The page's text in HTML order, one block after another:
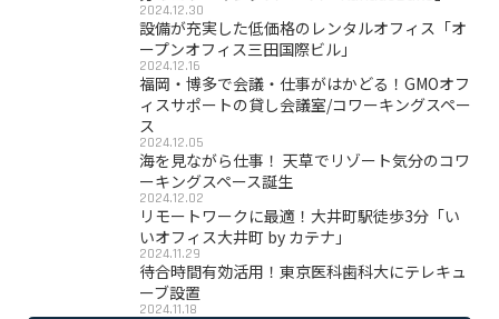
2024.12.30
設備が充実した低価格のレンタルオフィス「オ
ープンオフィス三田国際ビル」
2024.12.16
福岡・博多で会議・仕事がはかどる！GMOオフ
ィスサポートの貸し会議室/コワーキングスペー
ス
2024.12.05
海を見ながら仕事！ 天草でリゾート気分のコワ
ーキングスペース誕生
2024.12.02
リモートワークに最適！大井町駅徒歩3分「い
いオフィス大井町 by カテナ」
2024.11.29
待合時間有効活用！東京医科歯科大にテレキュ
ーブ設置
2024.11.18